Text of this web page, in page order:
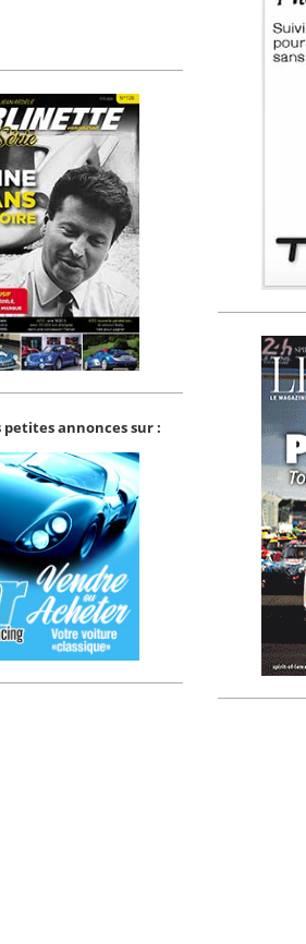
petites annonces sur :